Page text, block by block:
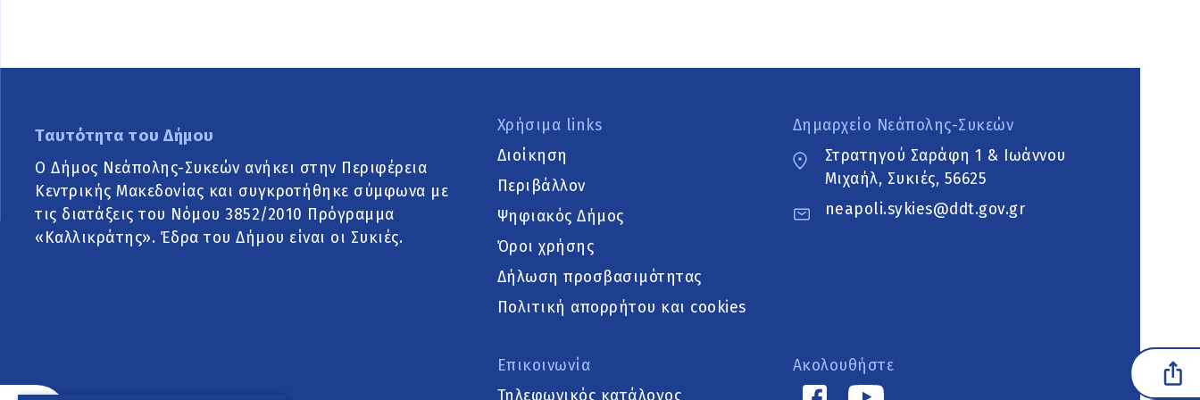
Ταυτότητα του Δήμου
Ο Δήμος Νεάπολης-Συκεών ανήκει στην Περιφέρεια
Κεντρικής Μακεδονίας και συγκροτήθηκε σύμφωνα με
τις διατάξεις του Νόμου 3852/2010 Πρόγραμμα
«Καλλικράτης». Έδρα του Δήμου είναι οι Συκιές.
Χρήσιμα links
Διοίκηση
Περιβάλλον
Ψηφιακός Δήμος
Όροι χρήσης
Δήλωση προσβασιμότητας
Πολιτική απορρήτου και cookies
Επικοινωνία
Δημαρχείο Νεάπολης-Συκεών
Στρατηγού Σαράφη 1 & Ιωάννου
Μιχαήλ, Συκιές, 56625
neapoli.sykies@ddt.gov.gr
Ακολουθήστε